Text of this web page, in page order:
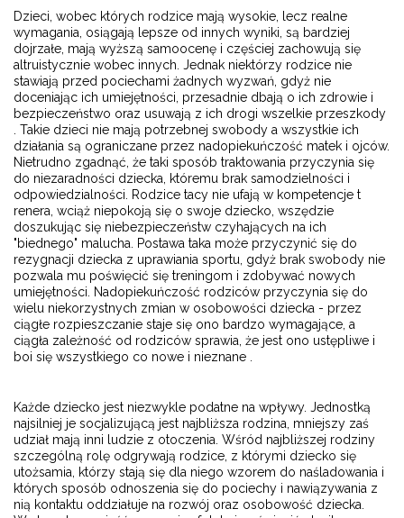
Dzieci, wobec których rodzice mają wysokie, lecz realne
wymagania, osiągają lepsze od innych wyniki, są bardziej
dojrzałe, mają wyższą samoocenę i częściej zachowują się
altruistycznie wobec innych. Jednak niektórzy rodzice nie
stawiają przed pociechami żadnych wyzwań, gdyż nie
doceniając ich umiejętności, przesadnie dbają o ich zdrowie i
bezpieczeństwo oraz usuwają z ich drogi wszelkie przeszkody
. Takie dzieci nie mają potrzebnej swobody a wszystkie ich
działania są ograniczane przez nadopiekuńczość matek i ojców.
Nietrudno zgadnąć, że taki sposób traktowania przyczynia się
do niezaradności dziecka, któremu brak samodzielności i
odpowiedzialności. Rodzice tacy nie ufają w kompetencje t
renera, wciąż niepokoją się o swoje dziecko, wszędzie
doszukując się niebezpieczeństw czyhających na ich
"biednego" malucha. Postawa taka może przyczynić się do
rezygnacji dziecka z uprawiania sportu, gdyż brak swobody nie
pozwala mu poświęcić się treningom i zdobywać nowych
umiejętności. Nadopiekuńczość rodziców przyczynia się do
wielu niekorzystnych zmian w osobowości dziecka - przez
ciągłe rozpieszczanie staje się ono bardzo wymagające, a
ciągła zależność od rodziców sprawia, że jest ono ustępliwe i
boi się wszystkiego co nowe i nieznane .
Każde dziecko jest niezwykle podatne na wpływy. Jednostką
najsilniej je socjalizującą jest najbliższa rodzina, mniejszy zaś
udział mają inni ludzie z otoczenia. Wśród najbliższej rodziny
szczególną rolę odgrywają rodzice, z którymi dziecko się
utożsamia, którzy stają się dla niego wzorem do naśladowania i
których sposób odnoszenia się do pociechy i nawiązywania z
nią kontaktu oddziałuje na rozwój oraz osobowość dziecka.